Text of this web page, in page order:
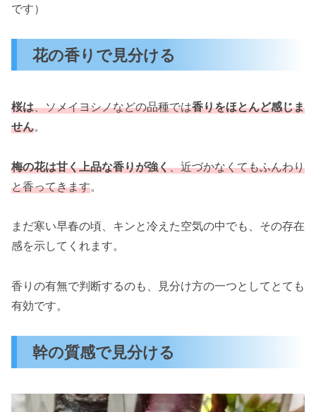
です）
花の香りで見分ける
桜は、ソメイヨシノなどの品種では香りをほとんど感じま
せん。
梅の花は甘く上品な香りが強く、近づかなくてもふんわり
と香ってきます。
まだ寒い早春の頃、キンと冷えた空気の中でも、その存在
感を示してくれます。
香りの有無で判断するのも、見分け方の一つとしてとても
有効です。
幹の質感で見分ける